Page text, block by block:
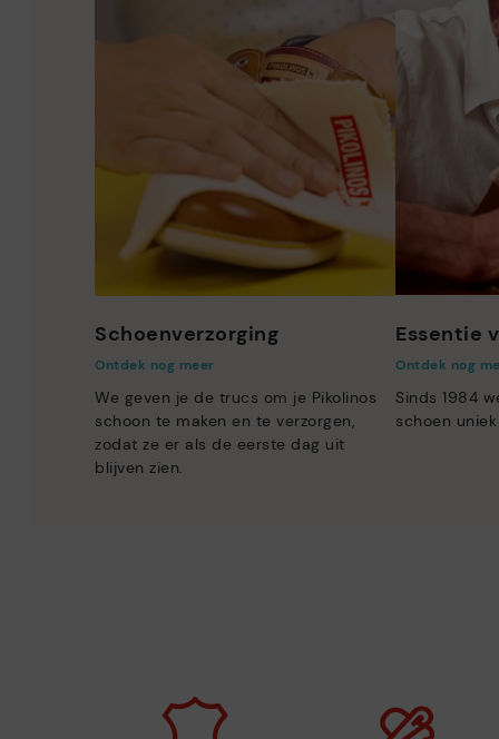
Schoenverzorging
Ontdek nog meer
We geven je de trucs om je Pikolinos
schoon te maken en te verzorgen,
zodat ze er als de eerste dag uit
blijven zien.
Essentie
Ontdek nog
Sinds 1984
schoen